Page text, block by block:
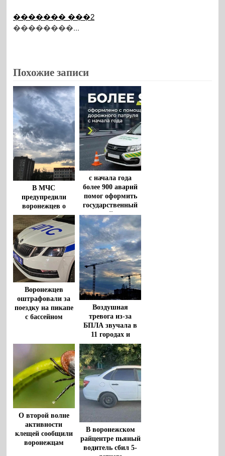
������� ���2
��������...
Похожие записи
В МЧС
предупредили
воронежцев о
штормовом ветре
и грозах с градом
8 августа
с начала года
более 900 аварий
помог оформить
государственный
дорожный патруль
Воронежцев
оштрафовали за
поездку на пикапе
с бассейном
Воздушная
тревога из-за
БПЛА звучала в
11 городах и
районах
Воронежской
области
О второй волне
активности
клещей сообщили
воронежцам
В воронежском
райцентре пьяный
водитель сбил 5-